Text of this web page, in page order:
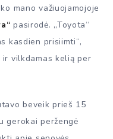
mano važiuojamojoje
pasirodė. „Toyota“
kasdien prisiimti“,
vilkdamas kelią per
beveik prieš 15
gerokai peržengė